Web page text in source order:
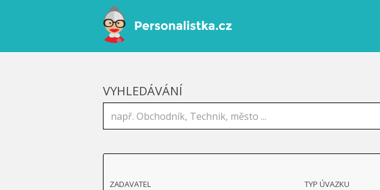
VYHLEDÁVÁNÍ
ZADAVATEL TYP ÚVAZKU